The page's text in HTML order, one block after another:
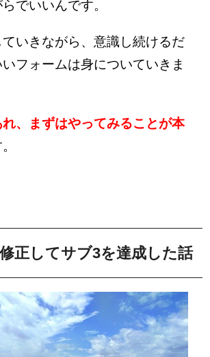
でいいんです。
いきながら、意識し続けるだ
フォームは身についていきま
れ、まずはやってみることが本
正してサブ3を達成した話